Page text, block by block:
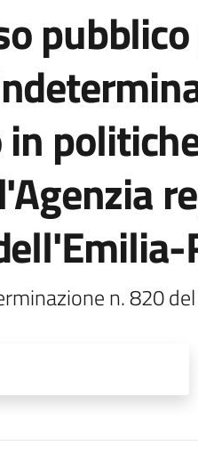
n. 820